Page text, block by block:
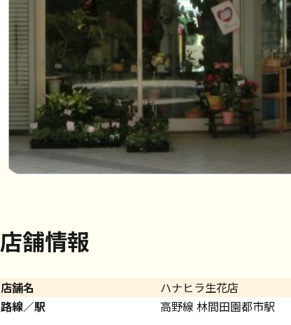
店舗情報
店舗名
ハナヒラ生花店
路線／駅
高野線 林間田園都市駅